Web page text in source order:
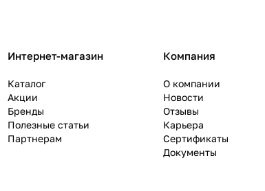
Интернет-магазин
Каталог
Акции
Бренды
Полезные статьи
Партнерам
Компания
О компании
Новости
Отзывы
Карьера
Сертификаты
Документы